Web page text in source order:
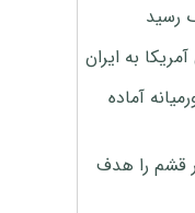
رسید
به ایران
آماده
در قشم را هدف